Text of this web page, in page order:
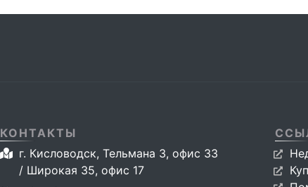
КОНТАКТЫ
г. Кисловодск, Тельмана 3, офис 33
/ Широкая 35, офис 17